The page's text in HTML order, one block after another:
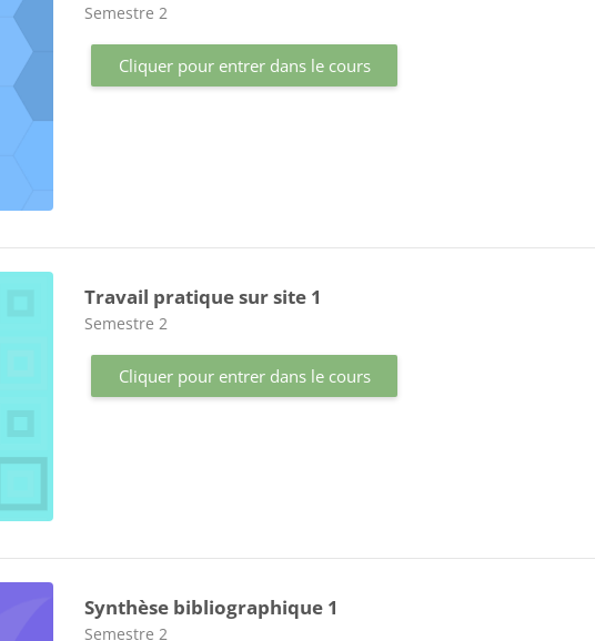
Catégorie de cours
Semestre 2
Cliquer pour entrer dans le cours
Travail pratique sur site 1
Catégorie de cours
Semestre 2
Cliquer pour entrer dans le cours
Synthèse bibliographique 1
Catégorie de cours
Semestre 2